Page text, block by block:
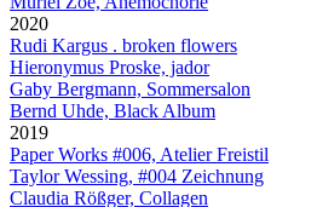
2020
Rudi Kargus . broken flowers
Hieronymus Proske, jador
Gaby Bergmann, Sommersalon
Bernd Uhde, Black Album
2019
Paper Works #006, Atelier Freistil
Taylor Wessing, #004 Zeichnung
Claudia Rößger, Collagen